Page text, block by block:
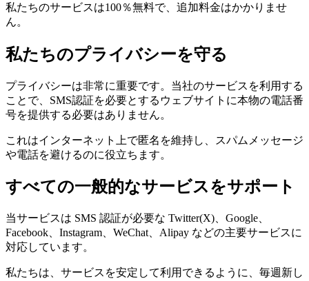
私たちのサービスは100％無料で、追加料金はかかりませ
ん。
私たちのプライバシーを守る
プライバシーは非常に重要です。当社のサービスを利用する
ことで、SMS認証を必要とするウェブサイトに本物の電話番
号を提供する必要はありません。
これはインターネット上で匿名を維持し、スパムメッセージ
や電話を避けるのに役立ちます。
すべての一般的なサービスをサポート
当サービスは SMS 認証が必要な Twitter(X)、Google、
Facebook、Instagram、WeChat、Alipay などの主要サービスに
対応しています。
私たちは、サービスを安定して利用できるように、毎週新し